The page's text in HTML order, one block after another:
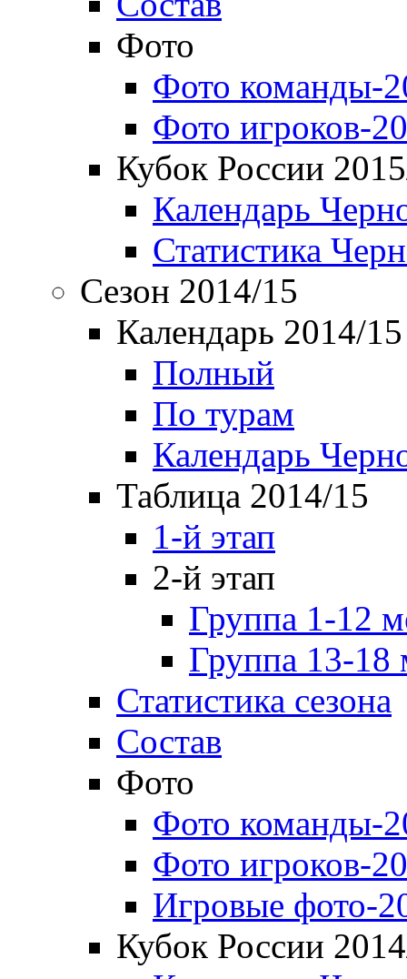
Фото
Фото команды-
Фото игроков-
Кубок России
Календарь
Статистика
Сезон 2014/15
Календарь 2014/15
Полный
По турам
Календарь
Таблица 2014/15
1-й этап
2-й этап
Группа 1-12
Группа 13-18
Статистика сезона
Состав
Фото
Фото команды-
Фото игроков-
Игровые фото-
Кубок России